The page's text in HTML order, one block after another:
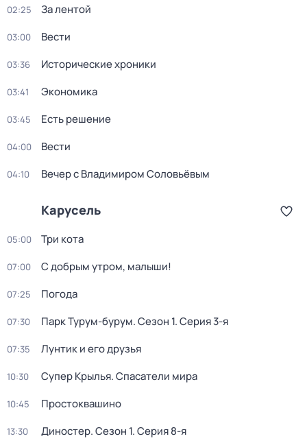
02:25 За лентой
03:00 Вести
03:36 Исторические хроники
03:41 Экономика
03:45 Есть решение
04:00 Вести
04:10 Вечер с Владимиром Соловьёвым
Карусель
05:00 Три кота
07:00 С добрым утром, малыши!
07:25 Погода
07:30 Парк Турум-бурум. Сезон 1. Серия 3-я
07:35 Лунтик и его друзья
10:30 Супер Крылья. Спасатели мира
10:45 Простоквашино
13:30 Диностер. Сезон 1. Серия 8-я